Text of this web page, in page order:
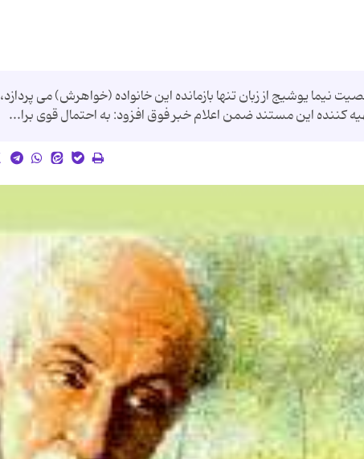
یوشیج از زبان تنها بازمانده این خانواده (خواهرش) می پردازد،
كننده این مستند ضمن اعلام خبر فوق افزود: به احتمال قوی برا...